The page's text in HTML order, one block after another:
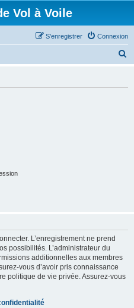
Vol à Voile
Connexion
S’enregistrer
L’enregistrement ne prend
possibilités. L’administrateur du
additionnelles aux membres
vous d’avoir pris connaissance
politique de vie privée. Assurez-vous